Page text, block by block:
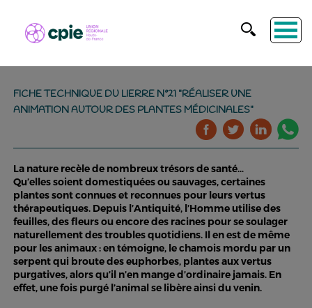
FICHE TECHNIQUE DU LIERRE N°21 "RÉALISER UNE
ANIMATION AUTOUR DES PLANTES MÉDICINALES"
La nature recèle de nombreux trésors de santé…
Qu’elles soient domestiquées ou sauvages, certaines
plantes sont connues et reconnues pour leurs vertus
thérapeutiques. Depuis l’Antiquité, l’Homme utilise des
feuilles, des fleurs ou encore des racines pour se soulager
naturellement des troubles quotidiens. Il en est de même
pour les animaux : en témoigne, le chamois mordu par un
serpent qui broute des euphorbes, plantes aux vertus
purgatives, alors qu’il n’en mange d’ordinaire jamais. En
effet, une fois purgé l’animal se libère ainsi du venin.